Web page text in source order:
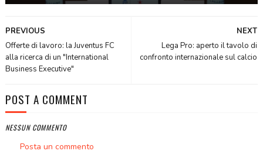
NEXT
Lega Pro: aperto il tavolo di
confronto internazionale sul calcio
PREVIOUS
Offerte di lavoro: la Juventus FC
alla ricerca di un "International
Business Executive"
POST A COMMENT
NESSUN COMMENTO
Posta un commento